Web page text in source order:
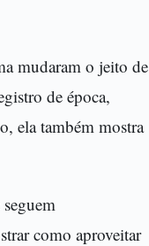
mudaram o jeito de
de época,
ela também mostra
como aproveitar